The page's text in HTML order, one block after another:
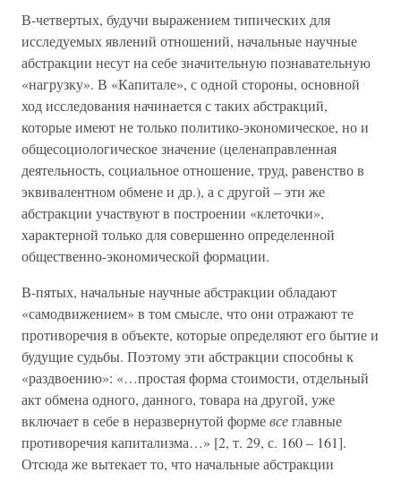
В-четвертых, будучи выражением типических для
исследуемых явлений отношений, начальные научные
абстракции несут на себе значительную познавательную
«нагрузку». В «Капитале», с одной стороны, основной
ход исследования начинается с таких абстракций,
которые имеют не только политико-экономическое, но и
общесоциологическое значение (целенаправленная
деятельность, социальное отношение, труд, равенство в
эквивалентном обмене и др.), а с другой – эти же
абстракции участвуют в построении «клеточки»,
характерной только для совершенно определенной
общественно-экономической формации.
В-пятых, начальные научные абстракции обладают
«самодвижением» в том смысле, что они отражают те
противоречия в объекте, которые определяют его бытие и
будущие судьбы. Поэтому эти абстракции способны к
«раздвоению»: «…простая форма стоимости, отдельный
акт обмена одного, данного, товара на другой, уже
включает в себе в неразвернутой формевсеглавные
противоречия капитализма…» [2, т. 29, с. 160 – 161].
Отсюда же вытекает то, что начальные абстракции